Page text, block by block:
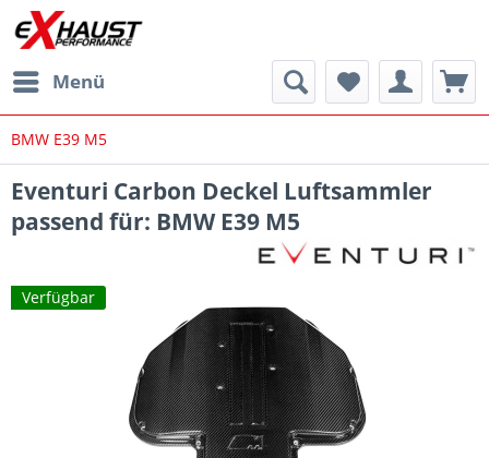
Menü
BMW E39 M5
Eventuri Carbon Deckel Luftsammler
passend für: BMW E39 M5
Verfügbar